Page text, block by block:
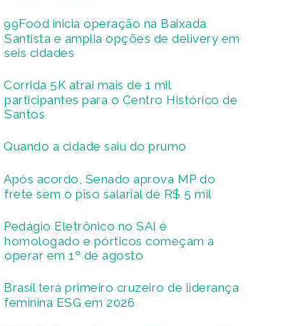
99Food inicia operação na Baixada
Santista e amplia opções de delivery em
seis cidades
Corrida 5K atrai mais de 1 mil
participantes para o Centro Histórico de
Santos
Quando a cidade saiu do prumo
Após acordo, Senado aprova MP do
frete sem o piso salarial de R$ 5 mil
Pedágio Eletrônico no SAI é
homologado e pórticos começam a
operar em 1º de agosto
Brasil terá primeiro cruzeiro de liderança
feminina ESG em 2026